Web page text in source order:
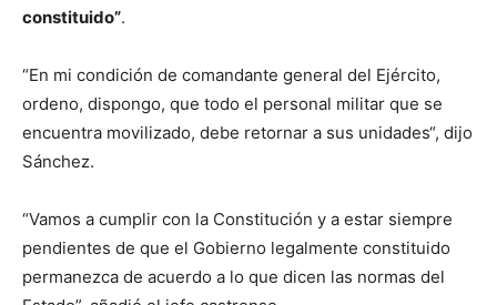
constituido”.
“En mi condición de comandante general del Ejército,
ordeno, dispongo, que todo el personal militar que se
encuentra movilizado, debe retornar a sus unidades“, dijo
Sánchez.
“Vamos a cumplir con la Constitución y a estar siempre
pendientes de que el Gobierno legalmente constituido
permanezca de acuerdo a lo que dicen las normas del